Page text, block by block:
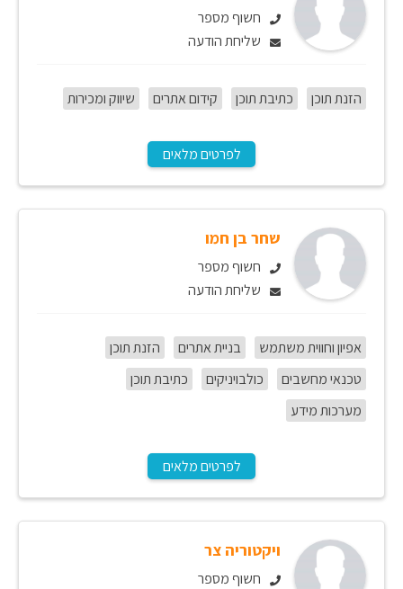
חשוף מספר
שליחת הודעה
הזנת תוכן כתיבת תוכן קידום אתרים שיווק ומכירות
לפרטים מלאים
שחר בן חמו
חשוף מספר
שליחת הודעה
אפיון וחווית משתמש בניית אתרים
הזנת תוכן
טכנאי מחשבים
כולבויניקים
כתיבת תוכן
מערכות מידע
לפרטים מלאים
ויקטוריה צר
חשוף מספר